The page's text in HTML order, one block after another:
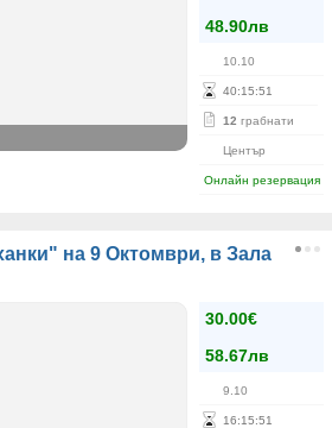
48.90лв
10.10
40:15:51
12 грабнати
Център
Онлайн резервация
на 9 Октомври, в Зала
30.00€
58.67лв
9.10
16:15:51